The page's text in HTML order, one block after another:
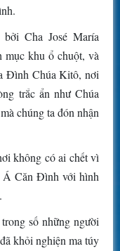
Cha José María
mục khu ổ chuột, và
Đình Chúa Kitô, nơi
trắc ẩn như Chúa
chúng ta đón nhận
không có ai chết vì
Á Căn Đình với hình
số những người
khỏi nghiện ma túy